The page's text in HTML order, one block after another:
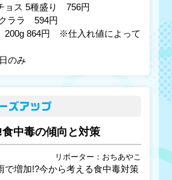
ョス 5種盛り 756円
ララ 594円
200g 864円 ※仕入れ値によって
のみ
ズアップ
中毒の傾向と対策
リポーター：おちあやこ
増加!?今から考える食中毒対策